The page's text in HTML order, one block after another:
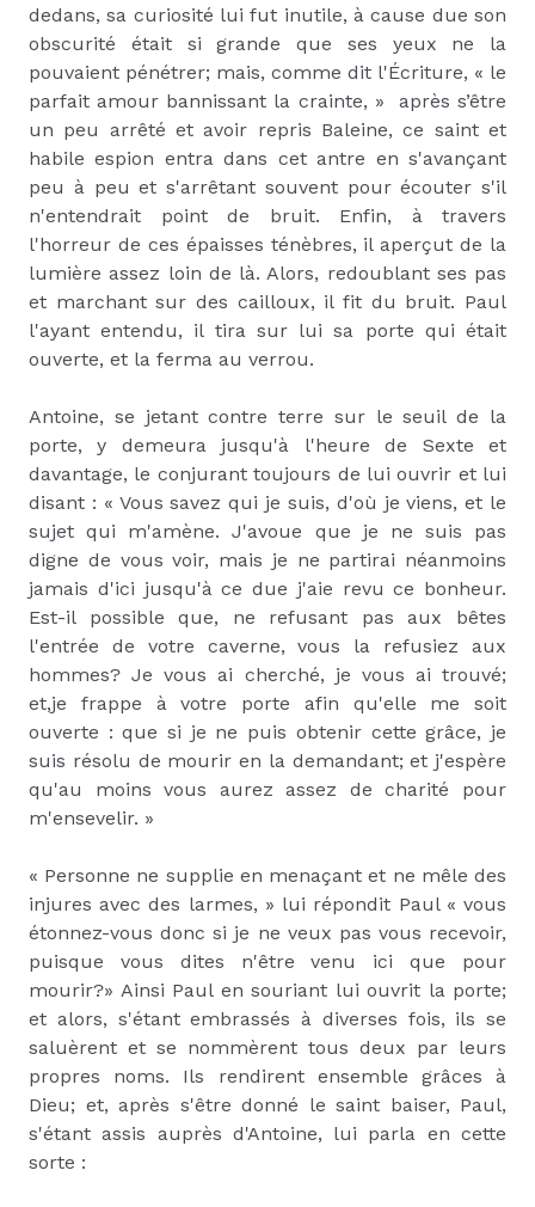
dedans, sa curiosité lui fut inutile, à cause due son
obscurité était si grande que ses yeux ne la
pouvaient pénétrer; mais, comme dit l'Écriture, « le
parfait amour bannissant la crainte, » après s’être
un peu arrêté et avoir repris Baleine, ce saint et
habile espion entra dans cet antre en s'avançant
peu à peu et s'arrêtant souvent pour écouter s'il
n'entendrait point de bruit. Enfin, à travers
l'horreur de ces épaisses ténèbres, il aperçut de la
lumière assez loin de là. Alors, redoublant ses pas
et marchant sur des cailloux, il fit du bruit. Paul
l'ayant entendu, il tira sur lui sa porte qui était
ouverte, et la ferma au verrou.
Antoine, se jetant contre terre sur le seuil de la
porte, y demeura jusqu'à l'heure de Sexte et
davantage, le conjurant toujours de lui ouvrir et lui
disant : « Vous savez qui je suis, d'où je viens, et le
sujet qui m'amène. J'avoue que je ne suis pas
digne de vous voir, mais je ne partirai néanmoins
jamais d'ici jusqu'à ce due j'aie revu ce bonheur.
Est-il possible que, ne refusant pas aux bêtes
l'entrée de votre caverne, vous la refusiez aux
hommes? Je vous ai cherché, je vous ai trouvé;
et,je frappe à votre porte afin qu'elle me soit
ouverte : que si je ne puis obtenir cette grâce, je
suis résolu de mourir en la demandant; et j'espère
qu'au moins vous aurez assez de charité pour
m'ensevelir. »
« Personne ne supplie en menaçant et ne mêle des
injures avec des larmes, » lui répondit Paul « vous
étonnez-vous donc si je ne veux pas vous recevoir,
puisque vous dites n'être venu ici que pour
mourir?» Ainsi Paul en souriant lui ouvrit la porte;
et alors, s'étant embrassés à diverses fois, ils se
saluèrent et se nommèrent tous deux par leurs
propres noms. Ils rendirent ensemble grâces à
Dieu; et, après s'être donné le saint baiser, Paul,
s'étant assis auprès d'Antoine, lui parla en cette
sorte :